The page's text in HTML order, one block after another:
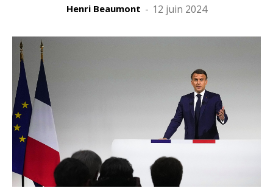
Henri Beaumont - 12 juin 2024